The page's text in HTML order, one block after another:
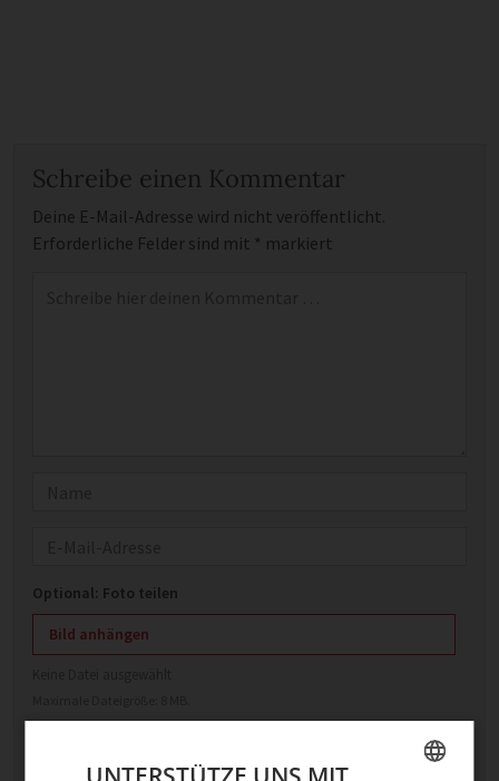
Schreibe einen Kommentar
Deine E-Mail-Adresse wird nicht veröffentlicht.
Erforderliche Felder sind mit * markiert
Optional: Foto teilen
Bild anhängen
Erlaubt:Bild.